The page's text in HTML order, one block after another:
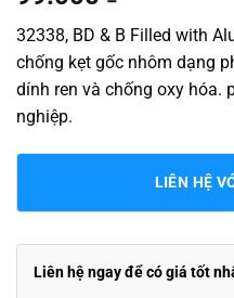
32338, BD & B Filled with
chống kẹt gốc nhôm dạng
dính ren và chống oxy hóa.
nghiệp.
LIÊN HỆ
Liên hệ ngay để có giá tốt